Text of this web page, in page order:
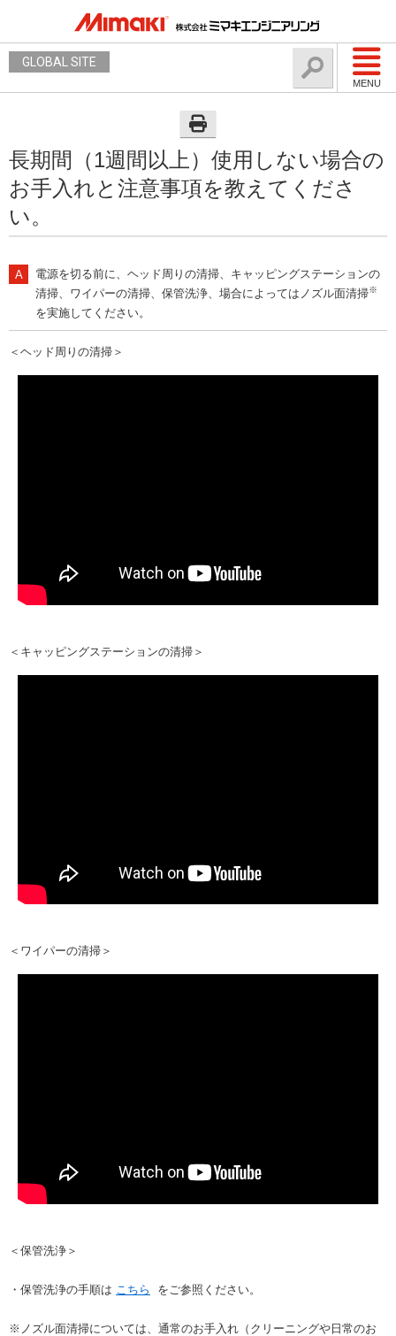
MENU
GLOBAL SITE
長期間（1週間以上）使用しない場合の
お手入れと注意事項を教えてくださ
い。
電源を切る前に、ヘッド周りの清掃、キャッピングステーションの
清掃、ワイパーの清掃、保管洗浄、場合によってはノズル面清掃※
を実施してください。
＜ヘッド周りの清掃＞
＜キャッピングステーションの清掃＞
＜ワイパーの清掃＞
＜保管洗浄＞
・保管洗浄の手順は こちら をご参照ください。
※ノズル面清掃については、通常のお手入れ（クリーニングや日常のお